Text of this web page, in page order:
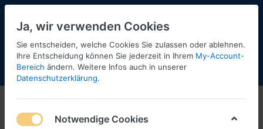
Menü Anmelden Shopaktualisierung
Dioramen
1-6 von
Ja, wir verwenden Cookies
Sie entscheiden, welche Cookies Sie zulassen oder ablehnen.
Ihre Entscheidung können Sie jederzeit in Ihrem My-Account-
Bereich ändern. Weitere Infos auch in unserer
Datenschutzerklärung.
Notwendige Cookies